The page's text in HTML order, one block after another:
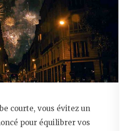
courte, vous évitez un
pour équilibrer vos